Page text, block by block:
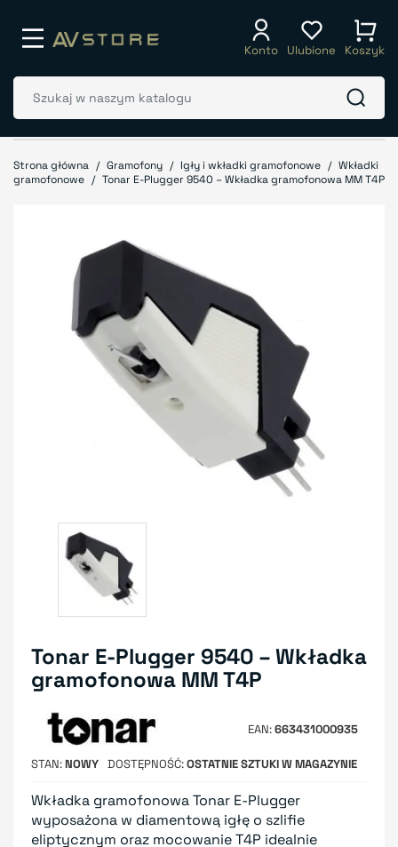
Konto Ulubione Koszyk
Strona główna Gramofony Igły i wkładki gramofonowe
Wkładki
gramofonowe
Tonar E-Plugger 9540 – Wkładka gramofonowa MM T4P
Tonar E-Plugger 9540 – Wkładka
gramofonowa MM T4P
EAN 663431000935
STAN NOWY DOSTĘPNOŚĆ OSTATNIE SZTUKI W MAGAZYNIE
Wkładka gramofonowa Tonar E-Plugger
wyposażona w diamentową igłę o szlifie
eliptycznym oraz mocowanie T4P idealnie